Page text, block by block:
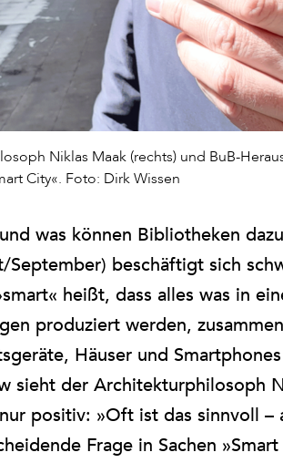
Niklas Maak (rechts) und BuB-
City«. Foto: Dirk Wissen
was können Bibliotheken
beschäftigt sich
heißt, dass alles was in
produziert werden,
Häuser und
sieht der Architekturphilosoph
positiv: »Oft ist das sinnvoll –
Frage in Sachen